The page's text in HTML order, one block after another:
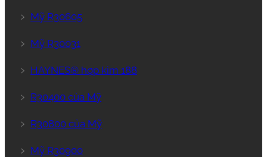
﹥ Mỹ R30605
﹥ Mỹ R30031
﹥ HAYNES® hợp kim 188
﹥ R30400 của Mỹ
﹥ R30800 của Mỹ
﹥ Mỹ R30900